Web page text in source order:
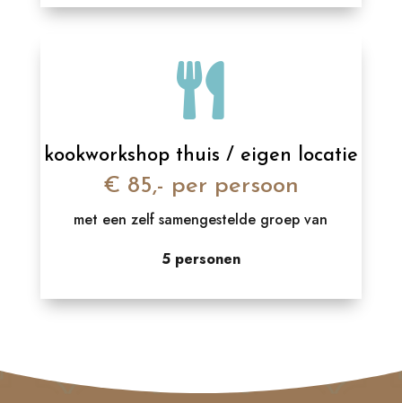

kookworkshop thuis / eigen locatie
€ 85,- per persoon
met een zelf samengestelde groep van
5 personen